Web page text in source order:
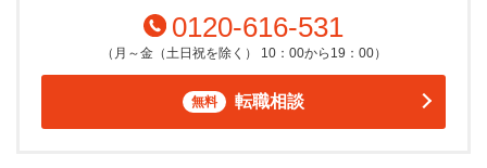
0120-616-531
（月～金（土日祝を除く） 10：00から19：00）
無料 転職相談